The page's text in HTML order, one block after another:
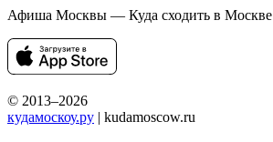
Афиша Москвы — Куда сходить в Москве
© 2013–2026
кудамоскоу.ру | kudamoscow.ru